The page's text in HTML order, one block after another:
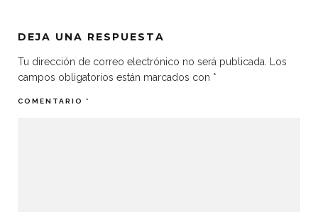
DEJA UNA RESPUESTA
Tu dirección de correo electrónico no será publicada. Los
campos obligatorios están marcados con *
COMENTARIO *